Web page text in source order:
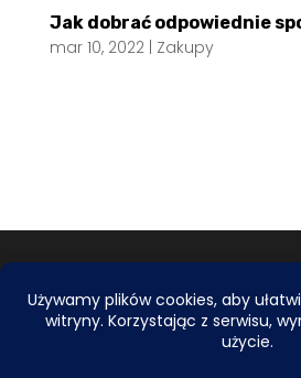
Jak dobrać odpowiednie
mar 10, 2022| Zakupy
Do tworzenia tekstów i